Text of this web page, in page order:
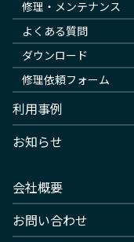
修理・メンテナンス
よくある質問
ダウンロード
修理依頼フォーム
利用事例
お知らせ
会社概要
お問い合わせ